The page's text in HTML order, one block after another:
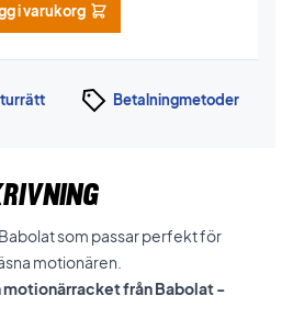
i varukorg
Betalningmetoder
som passar perfekt för
motionären.
från Babolat -